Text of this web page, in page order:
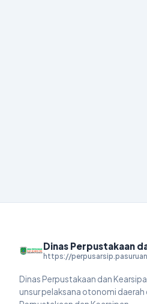
Dinas Perpustakaan
https://
Dinas Perpustakaan dan
unsur pelaksana otonomi daerah